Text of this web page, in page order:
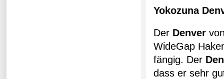
Yokozuna
Der Denver
WideGap
fängig. Der
dass er sehr